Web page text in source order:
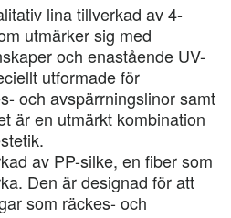
lina tillverkad av 4-
utmärker sig med
och enastående UV-
utformade för
och avspärrningslinor samt
är en utmärkt kombination
av PP-silke, en fiber som
Den är designad för att
som räckes- och